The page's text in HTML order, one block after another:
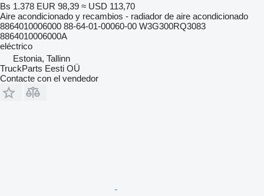
Bs 1.378 EUR 98,39 ≈ USD 113,70
Aire acondicionado y recambios - radiador de aire acondicionado
8864010006000 88-64-01-00060-00 W3G300RQ3083
8864010006000A
eléctrico
Estonia, Tallinn
TruckParts Eesti OÜ
Contacte con el vendedor